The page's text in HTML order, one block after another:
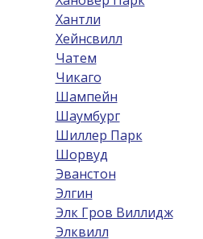
Хантли
Хейнсвилл
Чатем
Чикаго
Шампейн
Шаумбург
Шиллер Парк
Шорвуд
Эванстон
Элгин
Элк Гров Виллидж
Элквилл